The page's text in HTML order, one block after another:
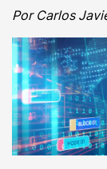
Por Carlos